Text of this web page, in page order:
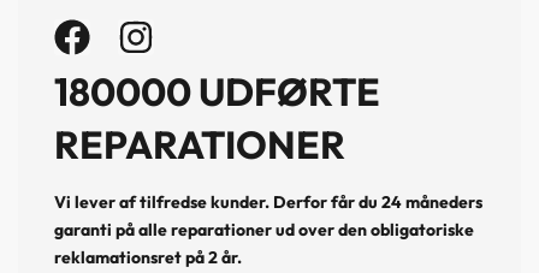
180000 UDFØRTE
REPARATIONER
Vi lever af tilfredse kunder. Derfor får du 24 måneders
garanti på alle reparationer ud over den obligatoriske
reklamationsret på 2 år.